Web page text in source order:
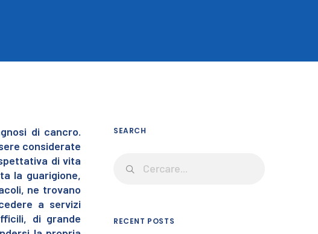
di cancro.
considerate
di vita
la guarigione,
ne trovano
a servizi
di grande
SEARCH
RECENT POSTS